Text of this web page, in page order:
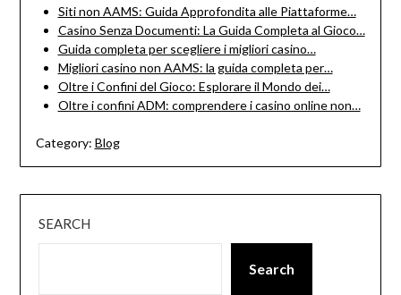
Siti non AAMS: Guida Approfondita alle Piattaforme…
Casino Senza Documenti: La Guida Completa al Gioco…
Guida completa per scegliere i migliori casino…
Migliori casino non AAMS: la guida completa per…
Oltre i Confini del Gioco: Esplorare il Mondo dei…
Oltre i confini ADM: comprendere i casino online non…
Category: Blog
SEARCH
Search